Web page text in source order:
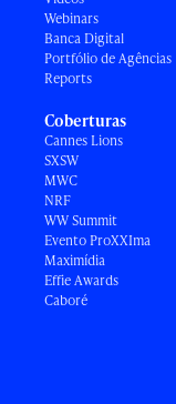
Webinars
Banca Digital
Portfólio de Agências
Reports
Coberturas
Cannes Lions
SXSW
MWC
NRF
WW Summit
Evento ProXXIma
Maximídia
Effie Awards
Caboré